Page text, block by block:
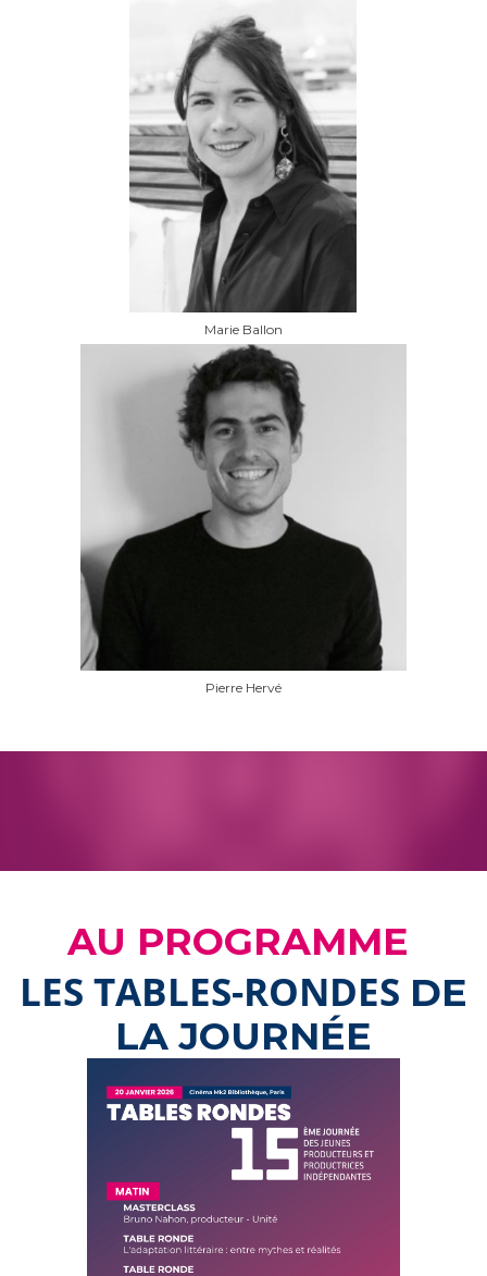
Marie Ballon
Pierre Hervé
AU PROGRAMME
LES TABLES-RONDES DE
LA JOURNÉE